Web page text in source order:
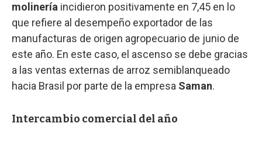
molinería incidieron positivamente en 7,45 en lo
que refiere al desempeño exportador de las
manufacturas de origen agropecuario de junio de
este año. En este caso, el ascenso se debe gracias
a las ventas externas de arroz semiblanqueado
hacia Brasil por parte de la empresa Saman.
Intercambio comercial del año